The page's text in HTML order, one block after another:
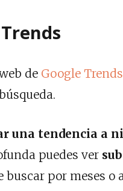
de Google Trends
una tendencia a
puedes ver
por meses o